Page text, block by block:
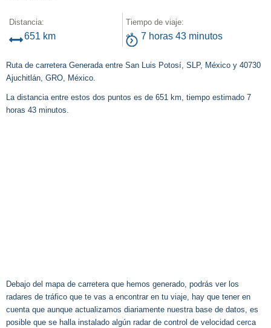
Distancia:
651 km
Tiempo de viaje:
7 horas 43 minutos
Ruta de carretera Generada entre San Luis Potosí, SLP, México y 40730
Ajuchitlán, GRO, México.
La distancia entre estos dos puntos es de 651 km, tiempo estimado 7
horas 43 minutos.
Debajo del mapa de carretera que hemos generado, podrás ver los
radares de tráfico que te vas a encontrar en tu viaje, hay que tener en
cuenta que aunque actualizamos diariamente nuestra base de datos, es
posible que se halla instalado algún radar de control de velocidad cerca